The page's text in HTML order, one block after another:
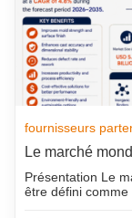
fournisseurs
Le marché
Présentation Le
être défini